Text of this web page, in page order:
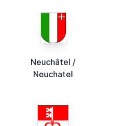
Neuchâtel /
Neuchatel